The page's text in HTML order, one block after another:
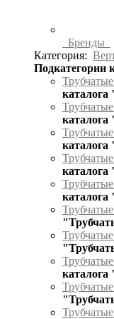
Бренды
Категория:
Подкатегории